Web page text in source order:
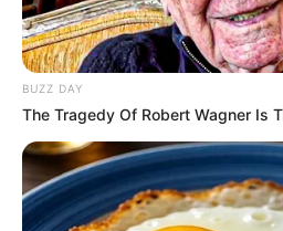
44
BUZZ DAY
The Tragedy Of Robert Wagner Is